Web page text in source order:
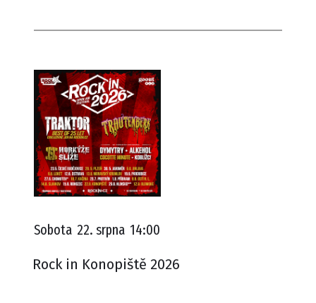
Sobota 22. srpna 14:00
Rock in Konopiště 2026